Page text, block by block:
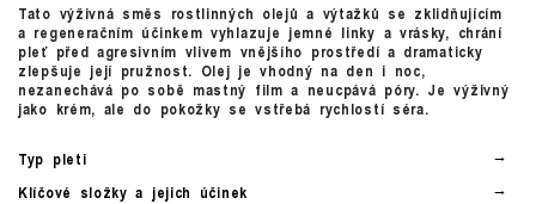
Tato výživná směs rostlinných olejů a výtažků se zklidňujícím
a regeneračním účinkem vyhlazuje jemné linky a vrásky, chrání
pleť před agresivním vlivem vnějšího prostředí a dramaticky
zlepšuje její pružnost. Olej je vhodný na den i noc,
nezanechává po sobě mastný film a neucpává póry. Je výživný
jako krém, ale do pokožky se vstřebá rychlostí séra.
Typ pleti
Klíčové složky a jejich účinek